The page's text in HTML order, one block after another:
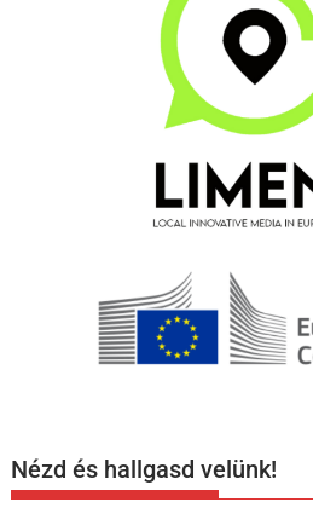
Nézd és hallgasd velünk!